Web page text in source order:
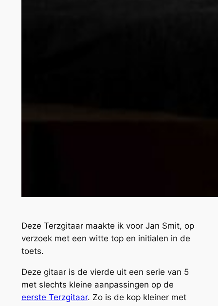
Deze Terzgitaar maakte ik voor Jan Smit, op
verzoek met een witte top en initialen in de
toets.
Deze gitaar is de vierde uit een serie van 5
met slechts kleine aanpassingen op de
eerste Terzgitaar. Zo is de kop kleiner met